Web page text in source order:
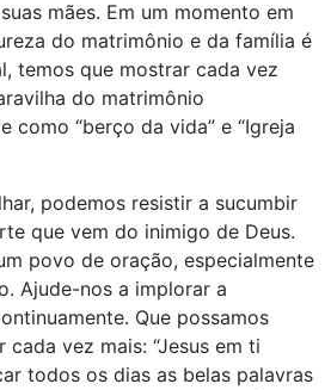
mães. Em um momento em
do matrimônio e da família é
temos que mostrar cada vez
do matrimônio
como “berço da vida” e “Igreja
podemos resistir a sucumbir
que vem do inimigo de Deus.
povo de oração, especialmente
Ajude-nos a implorar a
Que possamos
vez mais: “Jesus em ti
todos os dias as belas palavras